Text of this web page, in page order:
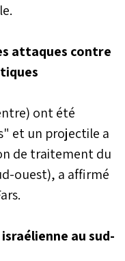
attaques contre
ont été
et un projectile a
de traitement du
ouest), a affirmé
au sud-